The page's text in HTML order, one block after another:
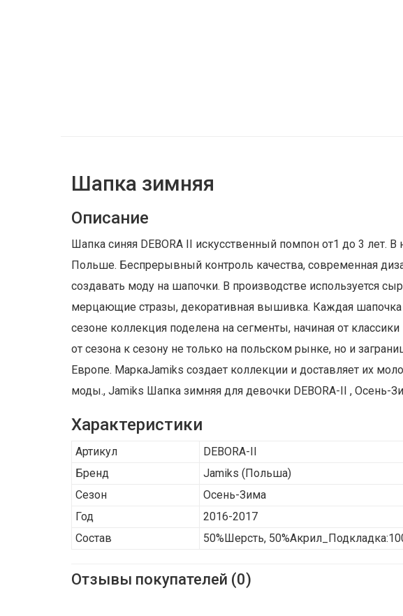
Шапка зимняя
Описание
Шапка синяя DEBORA II искусственный помпон от1 до 3 лет.
Польше. Беспрерывный контроль качества, современная
создавать моду на шапочки. В производстве используется
мерцающие стразы, декоративная вышивка. Каждая шапочка
сезоне коллекция поделена на сегменты, начиная от
от сезона к сезону не только на польском рынке, но и
Европе. МаркаJamiks создает коллекции и доставляет их
моды., Jamiks Шапка зимняя для девочки DEBORA-II , Осень-
Характеристики
Артикул
DEBORA-II
Бренд
Jamiks (Польша)
Сезон
Осень-Зима
Год
2016-2017
Состав
50%Шерсть,
Отзывы покупателей (0)